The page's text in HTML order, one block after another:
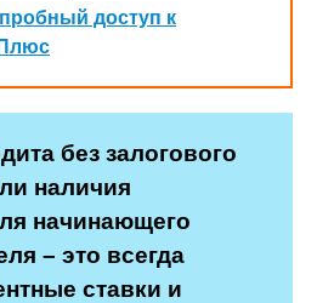
доступ к
без залогового
наличия
начинающего
– это всегда
ставки и